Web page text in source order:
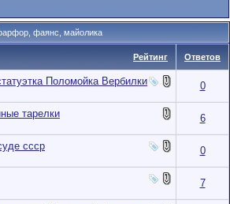
фаянс, майолика
Рейтинг Ответов
Поломойка Вербилки 0
тарелки 6
ссср 0
7